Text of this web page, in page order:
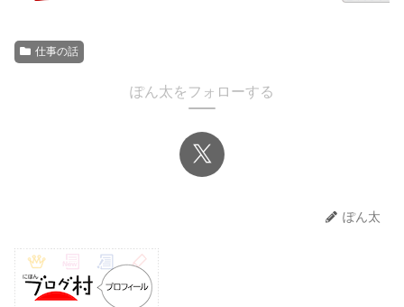
仕事の話
ぽん太をフォローする
ぽん太